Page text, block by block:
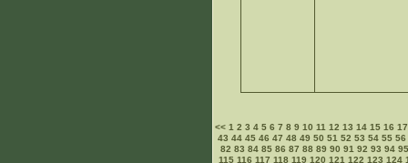
<<1 2 3 4 5 6 7 8 9 10 11 12 13 14 15 16 17
43 44 45 46 47 48 49 50 51 52 53 54 55 56
82 83 84 85 86 87 88 89 90 91 92 93 94 95
115 116 117 118 119 120 121 122 123 124